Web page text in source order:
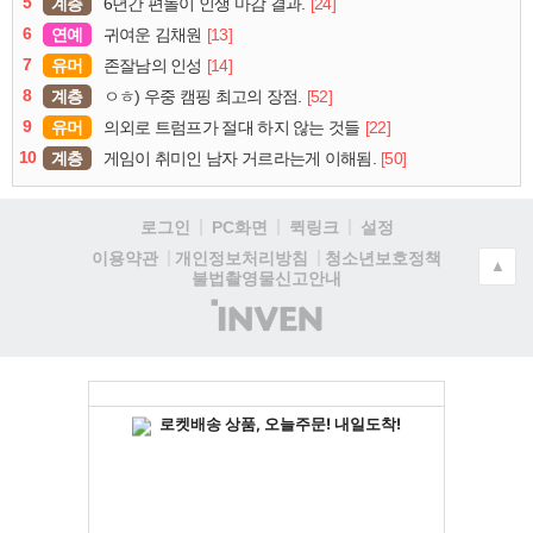
계층 6년간 편돌이 인생 마감 결과. [24]
6
연예 귀여운 김채원 [13]
7
유머 존잘남의 인성 [14]
8
계층 ㅇㅎ) 우중 캠핑 최고의 장점. [52]
9
유머 의외로 트럼프가 절대 하지 않는 것들 [22]
10
계층 게임이 취미인 남자 거르라는게 이해됨. [50]
로그인 PC화면 퀵링크
설정
이용약관
개인정보처리방침
청소년보호정책
불법촬영물신고안내
(주)
인
▲